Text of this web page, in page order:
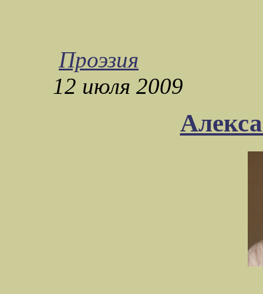
Проэзия
12 июля 2009